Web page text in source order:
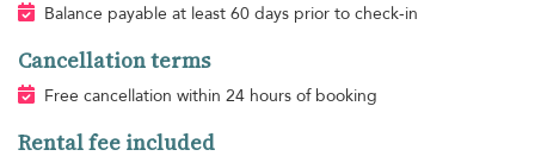
Balance payable at least 60 days prior to check-in
Cancellation terms
Free cancellation within 24 hours of booking
Rental fee included